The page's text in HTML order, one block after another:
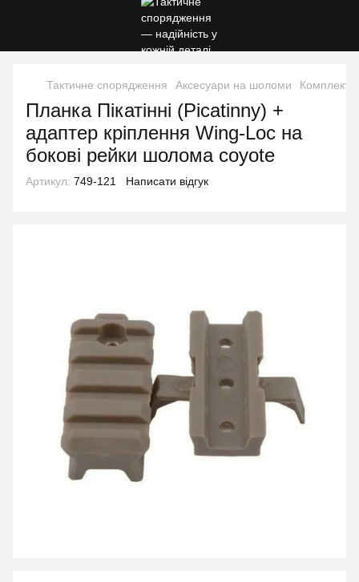
Тактичне спорядження Аксесуари на шоломи
Планка Пікатінні (Picatinny) +
адаптер кріплення Wing-Loc на
бокові рейки шолома coyote
Артикул: 749-121 Написати відгук